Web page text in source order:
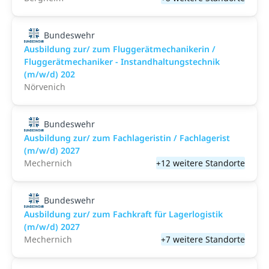
Bundeswehr
Ausbildung zur/ zum Fluggerätmechanikerin /
Fluggerätmechaniker - Instandhaltungstechnik
(m/w/d) 202
Nörvenich
Bundeswehr
Ausbildung zur/ zum Fachlageristin / Fachlagerist
(m/w/d) 2027
Mechernich
+12 weitere Standorte
Bundeswehr
Ausbildung zur/ zum Fachkraft für Lagerlogistik
(m/w/d) 2027
Mechernich
+7 weitere Standorte